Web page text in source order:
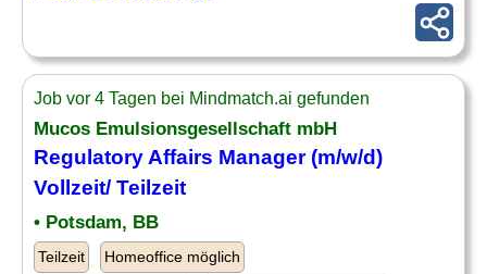
Job vor 4 Tagen bei Mindmatch.ai gefunden
Mucos Emulsionsgesellschaft mbH
Regulatory Affairs Manager (m/w/d)
Vollzeit/ Teilzeit
• Potsdam, BB
Teilzeit Homeoffice möglich